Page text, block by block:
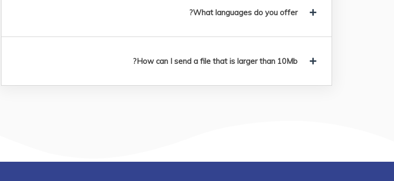
What languages do you offer?
How can I send a file that is larger than 10Mb?